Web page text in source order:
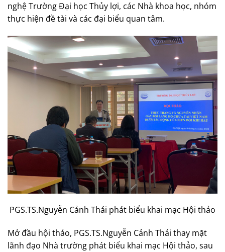
nghệ Trường Đại học Thủy lợi, các Nhà khoa học, nhóm
thực hiện đề tài và các đại biểu quan tâm.
PGS.TS.Nguyễn Cảnh Thái phát biểu khai mạc Hội thảo
Mở đầu hội thảo, PGS.TS.Nguyễn Cảnh Thái thay mặt
lãnh đạo Nhà trường phát biểu khai mạc Hội thảo, sau